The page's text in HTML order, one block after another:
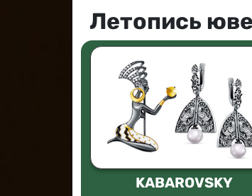
Летопись
KABAROVSKY